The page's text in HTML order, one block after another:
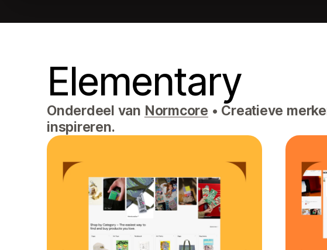
Elementary
Onderdeel van Normcore • Creatieve
inspireren.